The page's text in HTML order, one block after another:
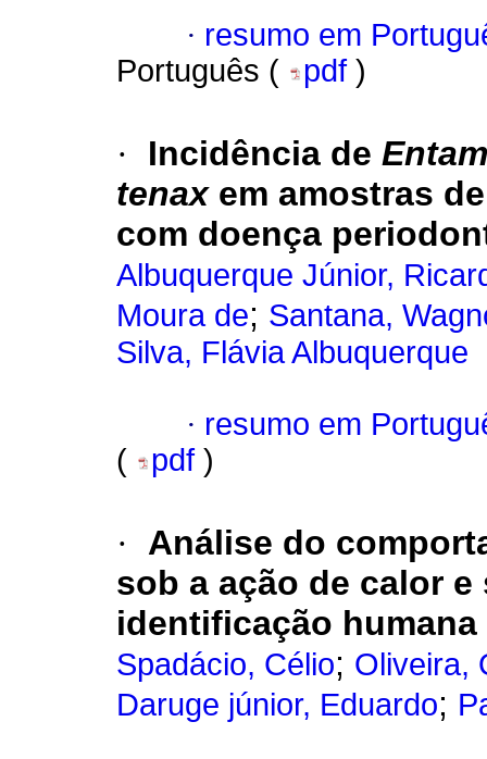
· resumo em
Português (
pdf )
· Incidência de
tenaxem amostras
com doença
Albuquerque Júnior,
Moura de; Santana,
Silva, Flávia Albuquerque
· resumo em
(
pdf )
·
Análise do
sob a ação de calor
identificação humana
Spadácio, Célio; Oliveira,
Daruge júnior, Eduardo;